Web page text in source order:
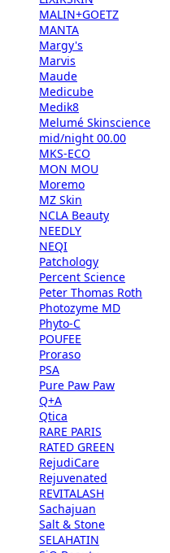
MALIN+GOETZ
MANTA
Margy's
Marvis
Maude
Medicube
Medik8
Melumé Skinscience
mid/night 00.00
MKS-ECO
MON MOU
Moremo
MZ Skin
NCLA Beauty
NEEDLY
NEQI
Patchology
Percent Science
Peter Thomas Roth
Photozyme MD
Phyto-C
POUFEE
Proraso
PSA
Pure Paw Paw
Q+A
Qtica
RARE PARIS
RATED GREEN
RejudiCare
Rejuvenated
REVITALASH
Sachajuan
Salt & Stone
SELAHATIN